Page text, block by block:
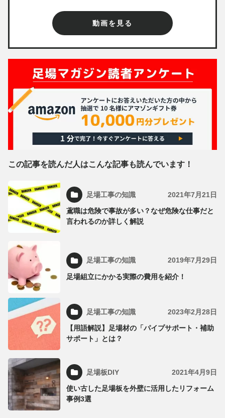
動画を見る
この記事を読んだ人はこんな記事も読んでいます！
足場工事の知識 2021年7月21日
鳶職は危険で事故が多い？なぜ危険な仕事だと
言われるのか詳しく解説
足場工事の知識 2019年7月29日
足場組立にかかる実際の費用を紹介！
足場工事の知識 2023年2月28日
【用語解説】足場材の「パイプサポート・補助
サポート」とは？
足場板DIY 2021年4月9日
使い古した足場板を外壁に活用したリフォーム
事例3選